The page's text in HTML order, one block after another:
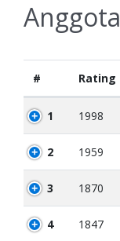
Anggota
# Rating
1 1998
2 1959
3 1870
4 1847